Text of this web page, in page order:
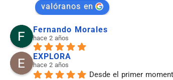
valóranos en
Fernando Morales
hace 2 años
EXPLORA
hace 2 años
Desde el primer